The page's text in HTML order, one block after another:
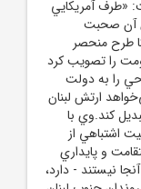
«طرف آمريکايي
آن صحبت
طرح منحصر
را تصويب کرد
را به دولت
ارتش لبنان
کند.وي با
اشتباهي از
و پايداري
نيستند - دارد،